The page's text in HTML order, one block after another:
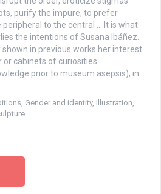
purify the impure, to prefer
peripheral to the central … It is what
the intentions of Susana Ibáñez.
in previous works her interest
cabinets of curiosities
prior to museum asepsis), in
Gender and identity, Illustration